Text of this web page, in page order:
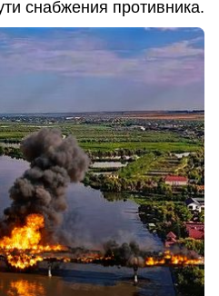
снабжения противника.